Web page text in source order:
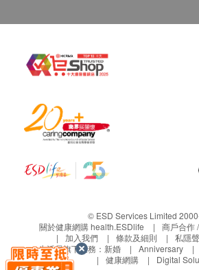
進。
查詢熱線: 3791 2935
© ESD Services Limited
關於健康網購 health.ESDlife
商戶合作
加入我們
條款及細則 私隱
生活易旗下業務： 新婚 Anniversary
健康網購
Digital